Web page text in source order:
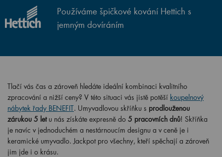
Používáme špičkové kování Hettich s
jemným dovíráním
Tlačí vás čas a zároveň hledáte ideální kombinaci kvalitního
zpracování a nižší ceny? V této situaci vás jistě potěší koupelnový
nábytek řady BENEFIT. Umyvadlovou skříňku s prodlouženou
zárukou 5 let u nás získáte expresně do 5 pracovních dnů! Skříňka
je navíc v jednoduchém a nestárnoucím designu a v ceně je i
keramické umyvadlo. Jackpot pro všechny, kteří spěchají a zároveň
jim jde i o krásu.